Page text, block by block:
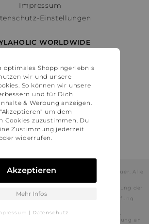
Impressum
Einstellungen
WORLDWIDE
Österreich
Schweiz
France
United States
in munich.
geltenden gesetzlichen Mehrwertsteuer. Alle
beinhalten Rabatte, die durch die Nutzung der
Seiten unserer Partner voraussichtlich
Stylaholic führt keine vollständige Prüfung
und es kann daher in Einzelfällen
abweichend von unserem
jeweiligen Shop nicht oder nur teilweise
Darüber hinaus kann deren Verwendung an
optimales Shoppingerlebnis
wir und unsere
So können wir unsere
und für Dich
& Werbung anzeigen.
um dem
Cookies zuzustimmen. Du
Zustimmung jederzeit
widerrufen.
Akzeptieren
Mehr Infos
| Datenschutz